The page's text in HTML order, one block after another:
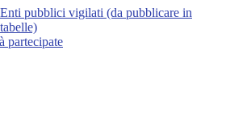
Enti pubblici vigilati (da pubblicare in
tabelle)
partecipate